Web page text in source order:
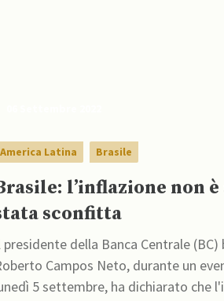
America Latina Brasile
l’inflazione non
sconfitta￼
presidente della Banca Centrale (BC)
Campos Neto, durante un
5 settembre, ha dichiarato che